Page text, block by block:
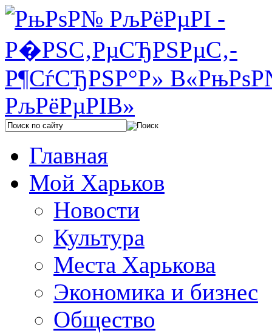
Главная
Мой Харьков
Новости
Культура
Места Харькова
Экономика и бизнес
Общество